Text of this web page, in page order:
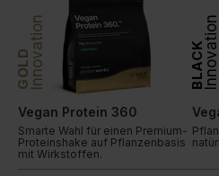
GOLDInnovation
Vegan Protein 360
Smarte Wahl für einen Premium-
Proteinshake auf Pflanzenbasis
mit Wirkstoffen.
BLACKInnovation